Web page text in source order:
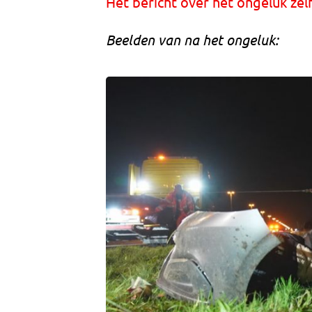
Beelden van na het ongeluk: